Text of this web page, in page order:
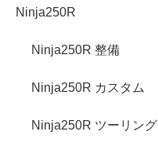
Ninja250R
Ninja250R 整備
Ninja250R カスタム
Ninja250R ツーリング